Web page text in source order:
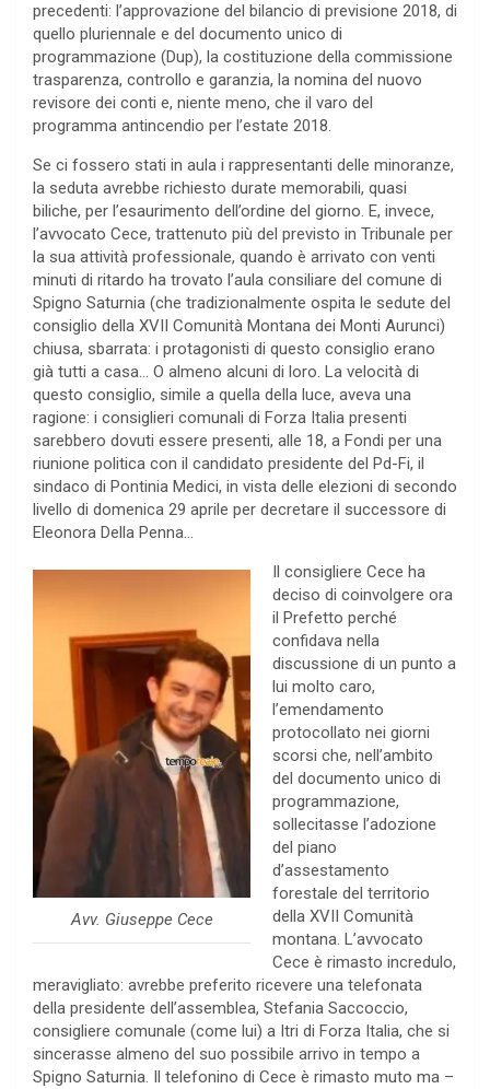
precedenti: l’approvazione del bilancio di previsione 2018, di
quello pluriennale e del documento unico di
programmazione (Dup), la costituzione della commissione
trasparenza, controllo e garanzia, la nomina del nuovo
revisore dei conti e, niente meno, che il varo del
programma antincendio per l’estate 2018.
Se ci fossero stati in aula i rappresentanti delle minoranze,
la seduta avrebbe richiesto durate memorabili, quasi
biliche, per l’esaurimento dell’ordine del giorno. E, invece,
l’avvocato Cece, trattenuto più del previsto in Tribunale per
la sua attività professionale, quando è arrivato con venti
minuti di ritardo ha trovato l’aula consiliare del comune di
Spigno Saturnia (che tradizionalmente ospita le sedute del
consiglio della XVII Comunità Montana dei Monti Aurunci)
chiusa, sbarrata: i protagonisti di questo consiglio erano
già tutti a casa… O almeno alcuni di loro. La velocità di
questo consiglio, simile a quella della luce, aveva una
ragione: i consiglieri comunali di Forza Italia presenti
sarebbero dovuti essere presenti, alle 18, a Fondi per una
riunione politica con il candidato presidente del Pd-Fi, il
sindaco di Pontinia Medici, in vista delle elezioni di secondo
livello di domenica 29 aprile per decretare il successore di
Eleonora Della Penna…
Avv. Giuseppe Cece
Il consigliere Cece ha
deciso di coinvolgere ora
il Prefetto perché
confidava nella
discussione di un punto a
lui molto caro,
l’emendamento
protocollato nei giorni
scorsi che, nell’ambito
del documento unico di
programmazione,
sollecitasse l’adozione
del piano
d’assestamento
forestale del territorio
della XVII Comunità
montana. L’avvocato
Cece è rimasto incredulo,
meravigliato: avrebbe preferito ricevere una telefonata
della presidente dell’assemblea, Stefania Saccoccio,
consigliere comunale (come lui) a Itri di Forza Italia, che si
sincerasse almeno del suo possibile arrivo in tempo a
Spigno Saturnia. Il telefonino di Cece è rimasto muto ma –